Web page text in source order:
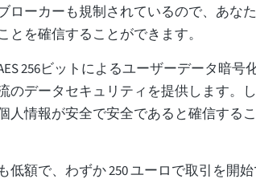
ローカーも規制されているので、あな
とを確信することができます。
256ビットによるユーザーデータ暗号
のデータセキュリティを提供します。
人情報が安全で安全であると確信する
低額で、わずか 250 ユーロで取引を開